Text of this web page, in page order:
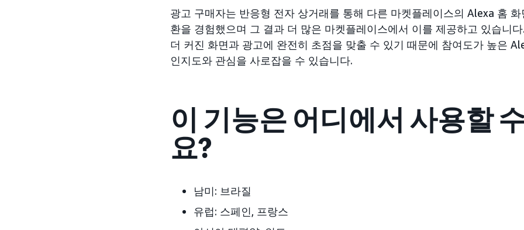
광고 구매자는 반응형 전자 상거래를 통해 다른 마켓플레이스의 Alexa 홈
환을 경험했으며 그 결과 더 많은 마켓플레이스에서 이를 제공하고 있습니
더 커진 화면과 광고에 완전히 초점을 맞출 수 있기 때문에 참여도가 높은
인지도와 관심을 사로잡을 수 있습니다.
이 기능은 어디에서 사용할
요?
남미: 브라질
유럽: 스페인, 프랑스